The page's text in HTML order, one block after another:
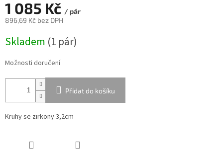
1 085 Kč / pár
896,69 Kč bez DPH
cena:
Skladem (1 pár)
Možnosti doručení
Přidat do košíku
Kruhy se zirkony 3,2cm